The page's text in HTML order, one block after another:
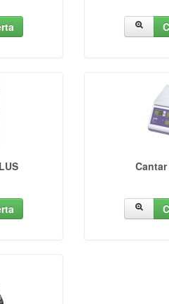
Cantar